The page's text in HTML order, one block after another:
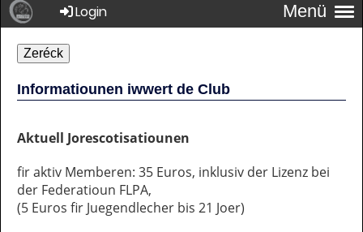
Menü
Login
Zeréck
Informatiounen iwwert de Club
Aktuell Jorescotisatiounen
fir aktiv Memberen: 35 Euros, inklusiv der Lizenz bei
der Federatioun FLPA,
(5 Euros fir Juegendlecher bis 21 Joer)